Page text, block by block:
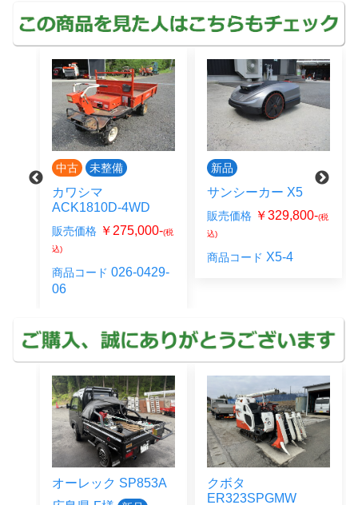
新品
サンシーカー X5
販売価格 ￥329,800-
込)
商品コード
新品
工進 EST500-AAA-0
販売価格 ￥59,800-(税
込)
商品コード EST500_1
クボタ
ER323SPGMW
クボタ
JB14BSMAGRS12J